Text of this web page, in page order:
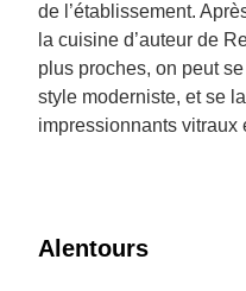
de l’établissement.
la cuisine d’auteur de
plus proches, on peut
style moderniste, et se
impressionnants vitraux
Alentours